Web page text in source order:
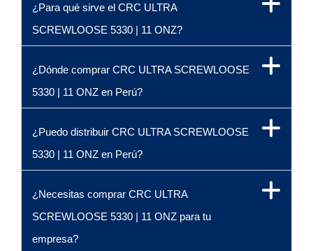
¿Para qué sirve el CRC ULTRA
SCREWLOOSE 5330 | 11 ONZ?
¿Dónde comprar CRC ULTRA SCREWLOOSE
5330 | 11 ONZ en Perú?
¿Puedo distribuir CRC ULTRA SCREWLOOSE
5330 | 11 ONZ en Perú?
¿Necesitas comprar CRC ULTRA
SCREWLOOSE 5330 | 11 ONZ para tu
empresa?